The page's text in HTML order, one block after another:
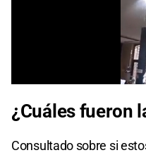
of
0
¿Cuáles fueron
Consultado sobre si